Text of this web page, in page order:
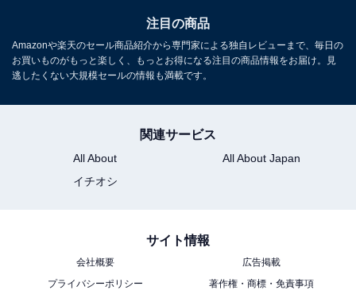
注目の商品
Amazonや楽天のセール商品紹介から専門家による独自レビューまで、毎日の
お買いものがもっと楽しく、もっとお得になる注目の商品情報をお届け。見
逃したくない大規模セールの情報も満載です。
関連サービス
All About
All About Japan
イチオシ
サイト情報
会社概要
広告掲載
プライバシーポリシー
著作権・商標・免責事項